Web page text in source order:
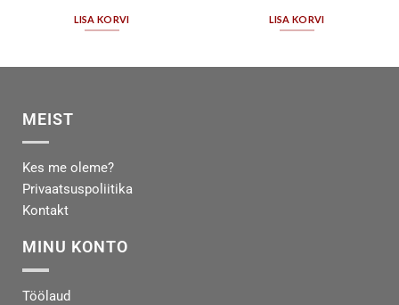
LISA KORVI LISA KORVI
MEIST
Kes me oleme?
Privaatsuspoliitika
Kontakt
MINU KONTO
Töölaud